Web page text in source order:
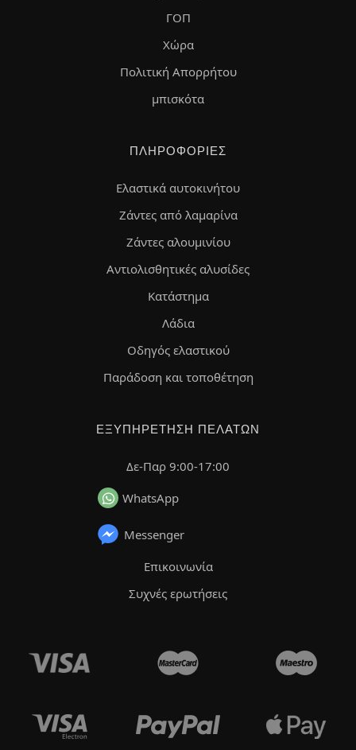
ΓΟΠ
Χώρα
Πολιτική Απορρήτου
μπισκότα
ΠΛΗΡΟΦΟΡΊΕΣ
Ελαστικά αυτοκινήτου
Ζάντες από λαμαρίνα
Ζάντες αλουμινίου
Αντιολισθητικές αλυσίδες
Κατάστημα
Λάδια
Οδηγός ελαστικού
Παράδοση και τοποθέτηση
ΕΞΥΠΗΡΈΤΗΣΗ ΠΕΛΑΤΏΝ
Δε-Παρ 9:00-17:00
WhatsApp
Messenger
Επικοινωνία
Συχνές ερωτήσεις